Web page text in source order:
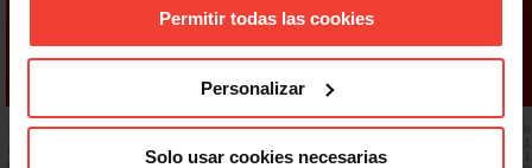
Permitir todas las cookies
Personalizar
Solo usar cookies necesarias